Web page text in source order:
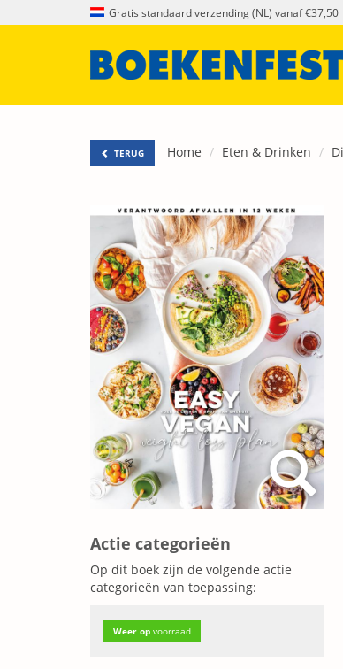
Gratis standaard verzending (NL) vanaf €37,50
TERUG Home Eten & Drinken
Actie categorieën
Op dit boek zijn de volgende actie
categorieën van toepassing:
Weer op voorraad